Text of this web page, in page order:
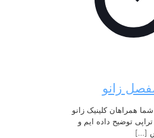
زانو
همراهان کلینیک زانو
تراپی توضیح داده ایم و
[…]